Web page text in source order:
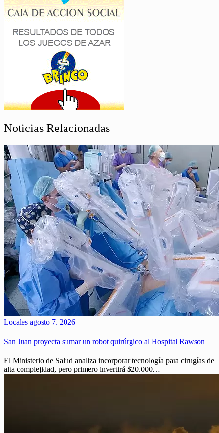
Noticias Relacionadas
Locales agosto 7, 2026
San Juan proyecta sumar un robot quirúrgico al Hospital Rawson
El Ministerio de Salud analiza incorporar tecnología para cirugías de
alta complejidad, pero primero invertirá $20.000…